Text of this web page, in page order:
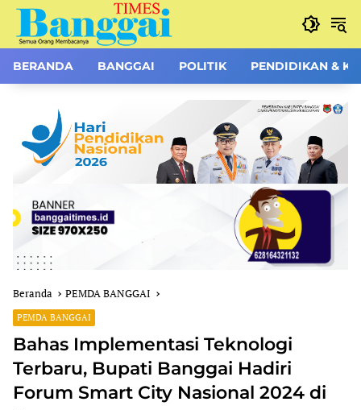
Langsung
konten
BERANDA BANGGAI POLITIK PENDIDIKAN &
Beranda PEMDA BANGGAI
PEMDA BANGGAI
Bahas Implementasi Teknologi
Terbaru, Bupati Banggai Hadiri
Forum Smart City Nasional 2024 di